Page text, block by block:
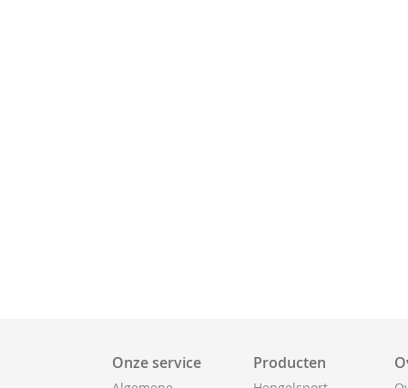
Onze service Producten